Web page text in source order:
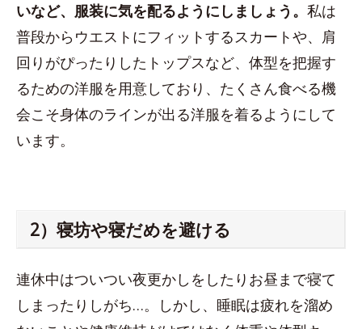
いなど、服装に気を配るようにしましょう。 私は
普段からウエストにフィットするスカートや、肩
回りがぴったりしたトップスなど、体型を把握す
るための洋服を用意しており、たくさん食べる機
会こそ身体のラインが出る洋服を着るようにして
います。
2）寝坊や寝だめを避ける
連休中はついつい夜更かしをしたりお昼まで寝て
しまったりしがち…。しかし、睡眠は疲れを溜め